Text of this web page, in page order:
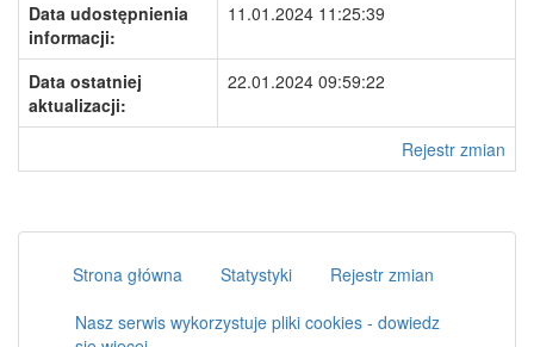
Data udostępnienia
informacji:
11.01.2024 11:25:39
Data ostatniej
aktualizacji:
22.01.2024 09:59:22
Rejestr zmian
Strona główna Statystyki
Rejestr zmian
Nasz serwis wykorzystuje pliki cookies - dowiedz